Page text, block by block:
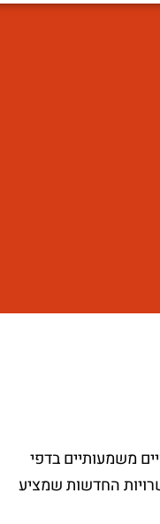
משמעותיים בדפי
החדשות שמציע